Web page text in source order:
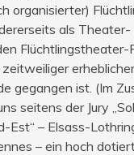
organisierter)
als
Flüchtlingstheater-
gegangen ist. (Im
seitens der Jury
Est“ – Elsass-
– ein hoch